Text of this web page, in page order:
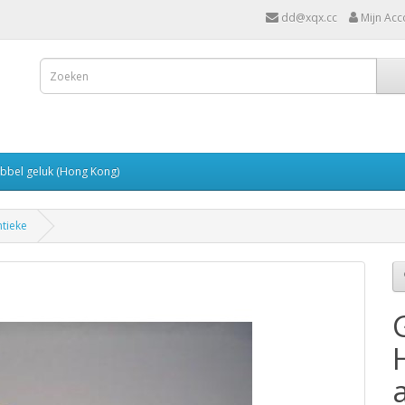
dd@xqx.cc Mijn
geluk (Hong Kong)